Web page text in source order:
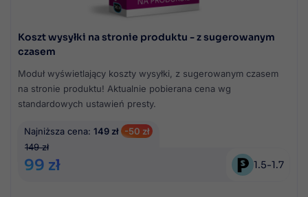
Koszt wysyłki na stronie produktu - z sugerowanym
czasem
Moduł wyświetlający koszty wysyłki, z sugerowanym czasem
na stronie produktu! Aktualnie pobierana cena wg
standardowych ustawień presty.
149 zł
99 zł
Najniższa cena: 149 zł -50 zł
1.5-1.7